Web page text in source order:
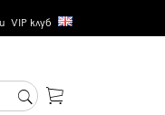
VIP клуб